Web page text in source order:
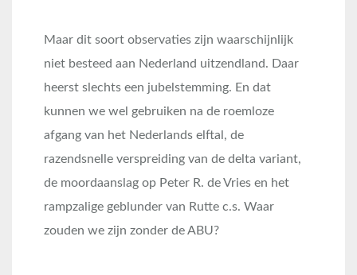
Maar dit soort observaties zijn waarschijnlijk
niet besteed aan Nederland uitzendland. Daar
heerst slechts een jubelstemming. En dat
kunnen we wel gebruiken na de roemloze
afgang van het Nederlands elftal, de
razendsnelle verspreiding van de delta variant,
de moordaanslag op Peter R. de Vries en het
rampzalige geblunder van Rutte c.s. Waar
zouden we zijn zonder de ABU?